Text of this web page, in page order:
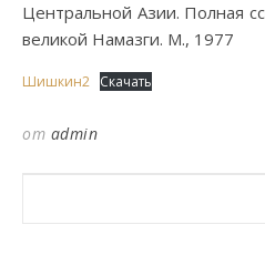
Центральной Азии. Полная
великой Намазги. М., 1977
Шишкин2 Скачать
от admin